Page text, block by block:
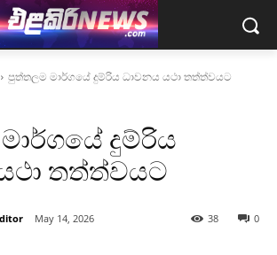
පුත්තලම මාර්ගයේ දුම්රිය ධාවනය යථා තත්ත්වයට
දුම්රිය
තත්ත්වයට
May 14, 2026 0
38